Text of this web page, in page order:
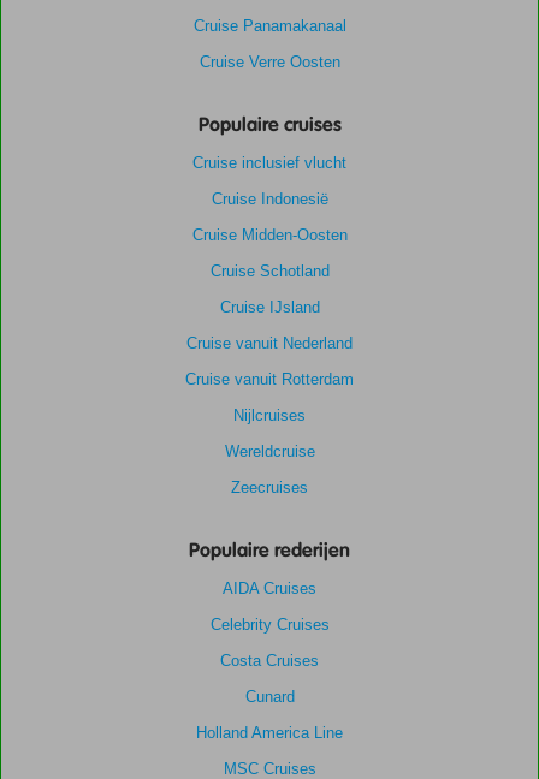
Cruise Panamakanaal
Cruise Verre Oosten
Populaire cruises
Cruise inclusief vlucht
Cruise Indonesië
Cruise Midden-Oosten
Cruise Schotland
Cruise IJsland
Cruise vanuit Nederland
Cruise vanuit Rotterdam
Nijlcruises
Wereldcruise
Zeecruises
Populaire rederijen
AIDA Cruises
Celebrity Cruises
Costa Cruises
Cunard
Holland America Line
MSC Cruises